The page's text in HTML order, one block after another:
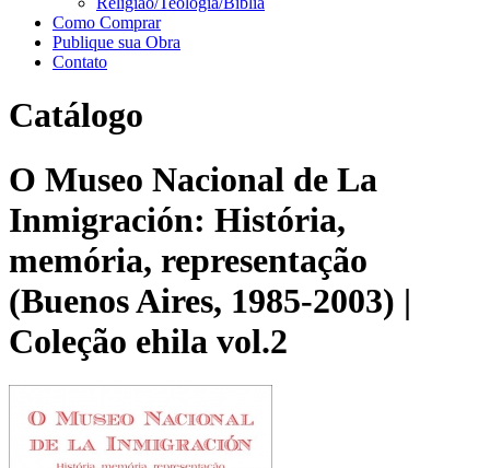
Como Comprar
Publique sua Obra
Contato
Catálogo
O Museo Nacional de La
Inmigración: História,
memória, representação
(Buenos Aires, 1985-2003) |
Coleção ehila vol.2